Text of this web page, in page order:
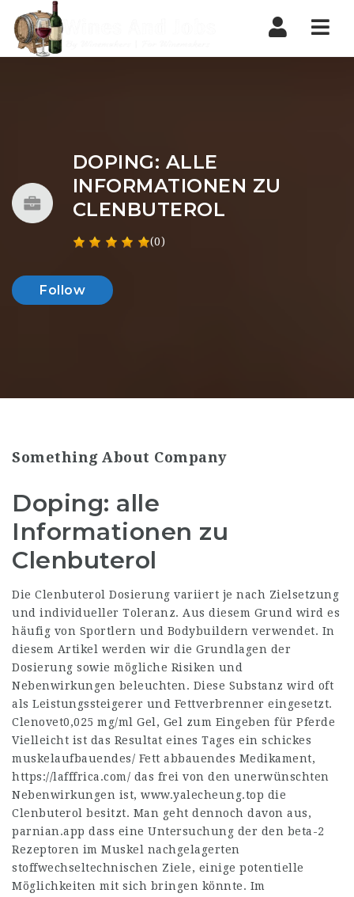
DOPING: ALLE
INFORMATIONEN ZU
CLENBUTEROL
(0)
Follow
Something About Company
Doping: alle
Informationen zu
Clenbuterol
Die Clenbuterol Dosierung variiert je nach Zielsetzung
und individueller Toleranz. Aus diesem Grund wird es
häufig von Sportlern und Bodybuildern verwendet. In
diesem Artikel werden wir die Grundlagen der
Dosierung sowie mögliche Risiken und
Nebenwirkungen beleuchten. Diese Substanz wird oft
als Leistungssteigerer und Fettverbrenner eingesetzt.
Clenovet0,025 mg/ml Gel, Gel zum Eingeben für Pferde
Vielleicht ist das Resultat eines Tages ein schickes
muskelaufbauendes/ Fett abbauendes Medikament,
https://lafffrica.com/ das frei von den unerwünschten
Nebenwirkungen ist, www.yalecheung.top die
Clenbuterol besitzt. Man geht dennoch davon aus,
parnian.app dass eine Untersuchung der den beta-2
Rezeptoren im Muskel nachgelagerten
stoffwechseltechnischen Ziele, einige potentielle
Möglichkeiten mit sich bringen könnte. Im